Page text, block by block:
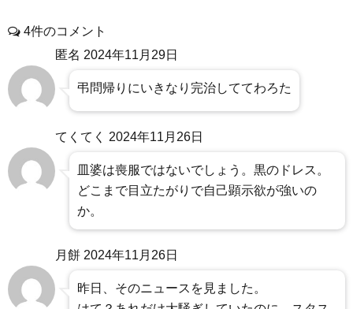
4件のコメント
匿名 2024年11月29日
弔問帰りにいきなり完治しててわろた
てくてく 2024年11月26日
皿婆は喪服ではないでしょう。黒のドレス。
どこまで目立たがりで自己顕示欲が強いの
か。
月餅 2024年11月26日
昨日、そのニュースを見ました。